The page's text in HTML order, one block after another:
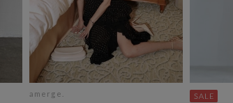
amerge.